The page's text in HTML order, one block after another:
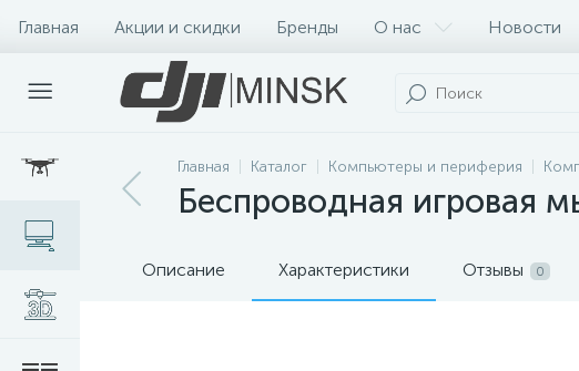
Главная Акции и скидки Бренды О нас Новости
Главная Каталог Компьютеры и периферия
Беспроводная игровая
Описание Характеристики Отзывы 0